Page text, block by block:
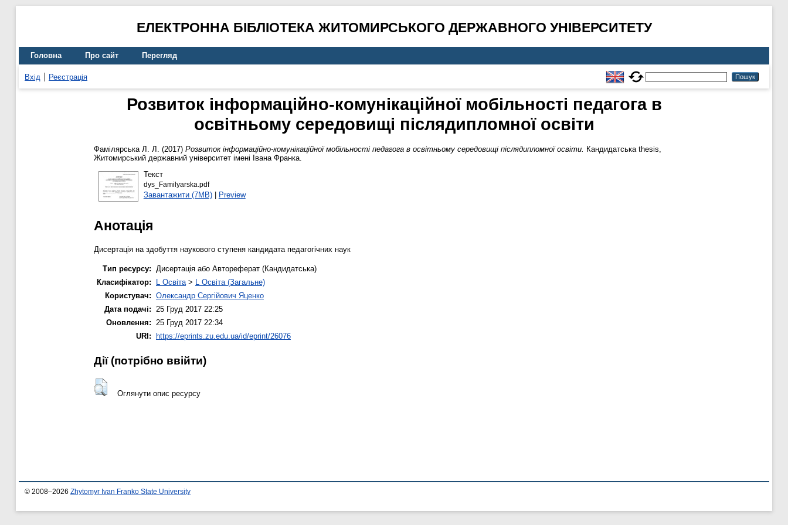
ЕЛЕКТРОННА БІБЛІОТЕКА ЖИТОМИРСЬКОГО ДЕРЖАВНОГО УНІВЕРСИТЕТУ
Головна Про сайт Перегляд
Вхід Реєстрація
Розвиток інформаційно-комунікаційної мобільності педагога в
освітньому середовищі післядипломної освіти
Фамілярська Л. Л. (2017) Розвиток інформаційно-комунікаційної мобільності педагога в освітньому середовищі післядипломної освіти. Кандидатська thesis,
Житомирський державний університет імені Івана Франка.
Текст
dys_Familyarska.pdf
Завантажити (7MB)| Preview
Анотація
Дисертація на здобуття наукового ступеня кандидата педагогічних наук
Тип ресурсу:
Дисертація або Автореферат (Кандидатська)
Класифікатор:
L Освіта > L Освіта (Загальне)
Користувач: Олександр Сергійович Яценко
Дата подачі:
25 Груд 2017 22:25
Оновлення:
25 Груд 2017 22:34
URI: https://eprints.zu.edu.ua/id/eprint/26076
Дії ​​(потрібно ввійти)
Оглянути опис ресурсу
© 2008–2026 Zhytomyr Ivan Franko State University